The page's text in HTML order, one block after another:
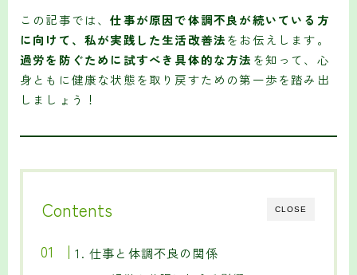
この記事では、仕事が原因で体調不良が続いている方
に向けて、私が実践した生活改善法をお伝えします。
過労を防ぐために試すべき具体的な方法 を知って、心
身ともに健康な状態を取り戻すための第一歩を踏み出
しましょう！
CLOSE
Contents
1. 仕事と体調不良の関係